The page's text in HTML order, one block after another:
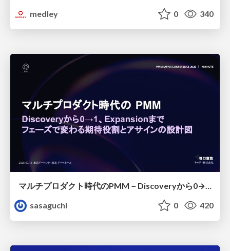
medley
0 340
sasaguchi
0 420